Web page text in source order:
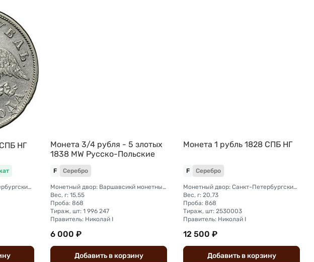
НГ
Монетный двор: Санкт-Петербургский монетный двор
Монета 3/4 рубля - 5 злотых
1838 МW Русско-Польские
F Серебро
Монетный двор: Варшавсикй монетный двор (Польша)
Вес, г: 15,55
Проба: 868
Тираж, шт: 1 996 247
Правитель: Николай I
6 000 ₽
Добавить вкорзину
Монета 1 рубль 1828 СПБ НГ
F Серебро
Монетный двор: Санкт-Петербургский монетный двор
Вес, г: 20,73
Проба: 868
Тираж, шт: 2530003
Правитель: Николай I
12 500 ₽
Добавить вкорзину